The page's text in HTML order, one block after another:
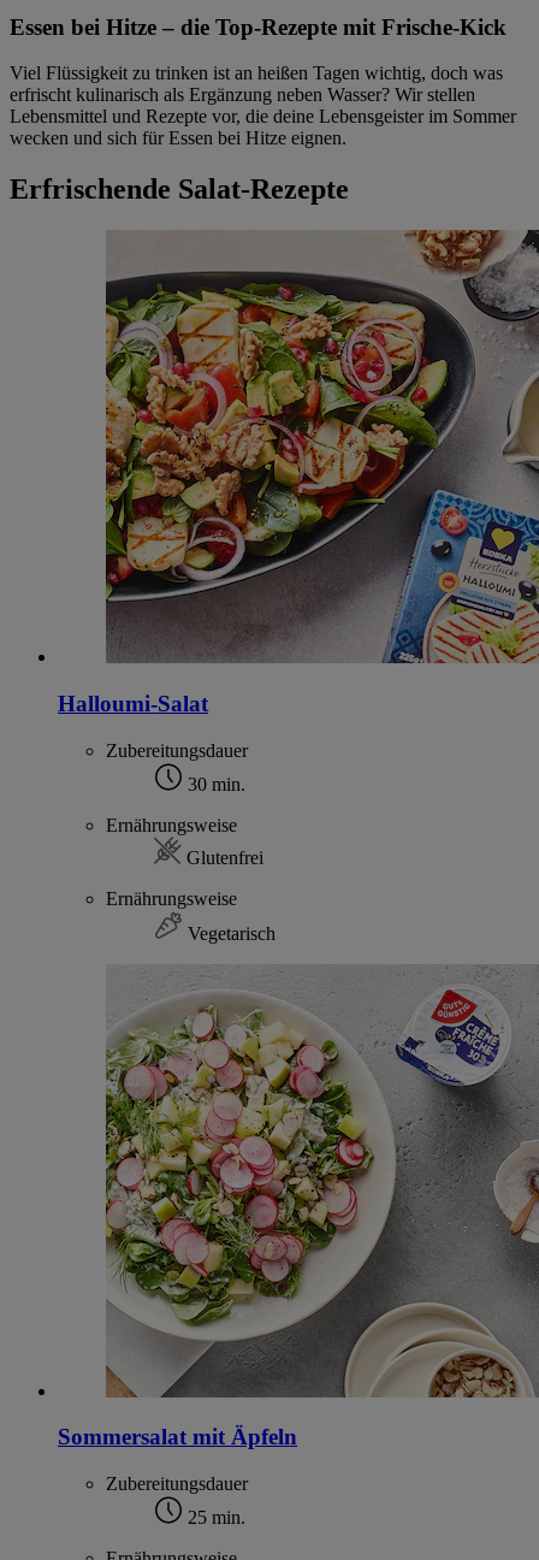
Essen bei Hitze – die Top-Rezepte mit Frische-Kick
Viel Flüssigkeit zu trinken ist an heißen Tagen wichtig, doch was
erfrischt kulinarisch als Ergänzung neben Wasser? Wir stellen
Lebensmittel und Rezepte vor, die deine Lebensgeister im Sommer
wecken und sich für Essen bei Hitze eignen.
Erfrischende Salat-Rezepte
Halloumi-Salat
Zubereitungsdauer
30 min.
Ernährungsweise
Glutenfrei
Ernährungsweise
Vegetarisch
Sommersalat mit Äpfeln
Zubereitungsdauer
25 min.